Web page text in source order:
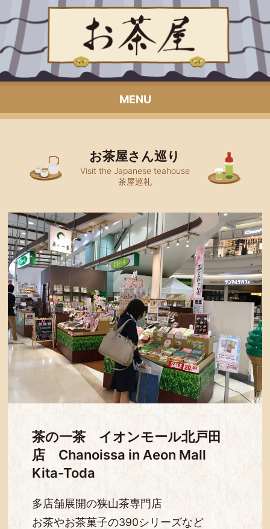
MENU
お茶屋さん巡り
Visit the Japanese teahouse
茶屋巡礼
茶の一茶 イオンモール北戸田
店 Chanoissa in Aeon Mall
Kita-Toda
多店舗展開の狭山茶専門店
お茶やお茶菓子の390シリーズなど